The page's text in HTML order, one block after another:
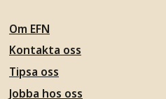
Om EFN
Kontakta oss
Tipsa oss
Jobba hos oss